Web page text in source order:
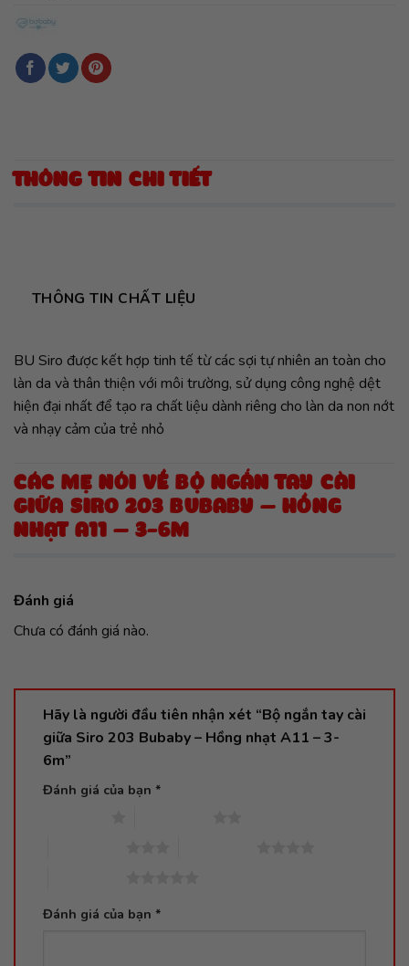
THÔNG TIN CHI TIẾT
THÔNG TIN CHẤT LIỆU
BU Siro được kết hợp tinh tế từ các sợi tự nhiên an toàn cho
làn da và thân thiện với môi trường, sử dụng công nghệ dệt
hiện đại nhất để tạo ra chất liệu dành riêng cho làn da non nớt
và nhạy cảm của trẻ nhỏ
CÁC MẸ NÓI VỀ BỘ NGẮN TAY CÀI
GIỮA SIRO 203 BUBABY – HỒNG
NHẠT A11 – 3-6M
Đánh giá
Chưa có đánh giá nào.
Hãy là người đầu tiên nhận xét “Bộ ngắn tay cài
giữa Siro 203 Bubaby – Hồng nhạt A11 – 3-
6m”
Đánh giá của bạn *
Đánh giá của bạn *